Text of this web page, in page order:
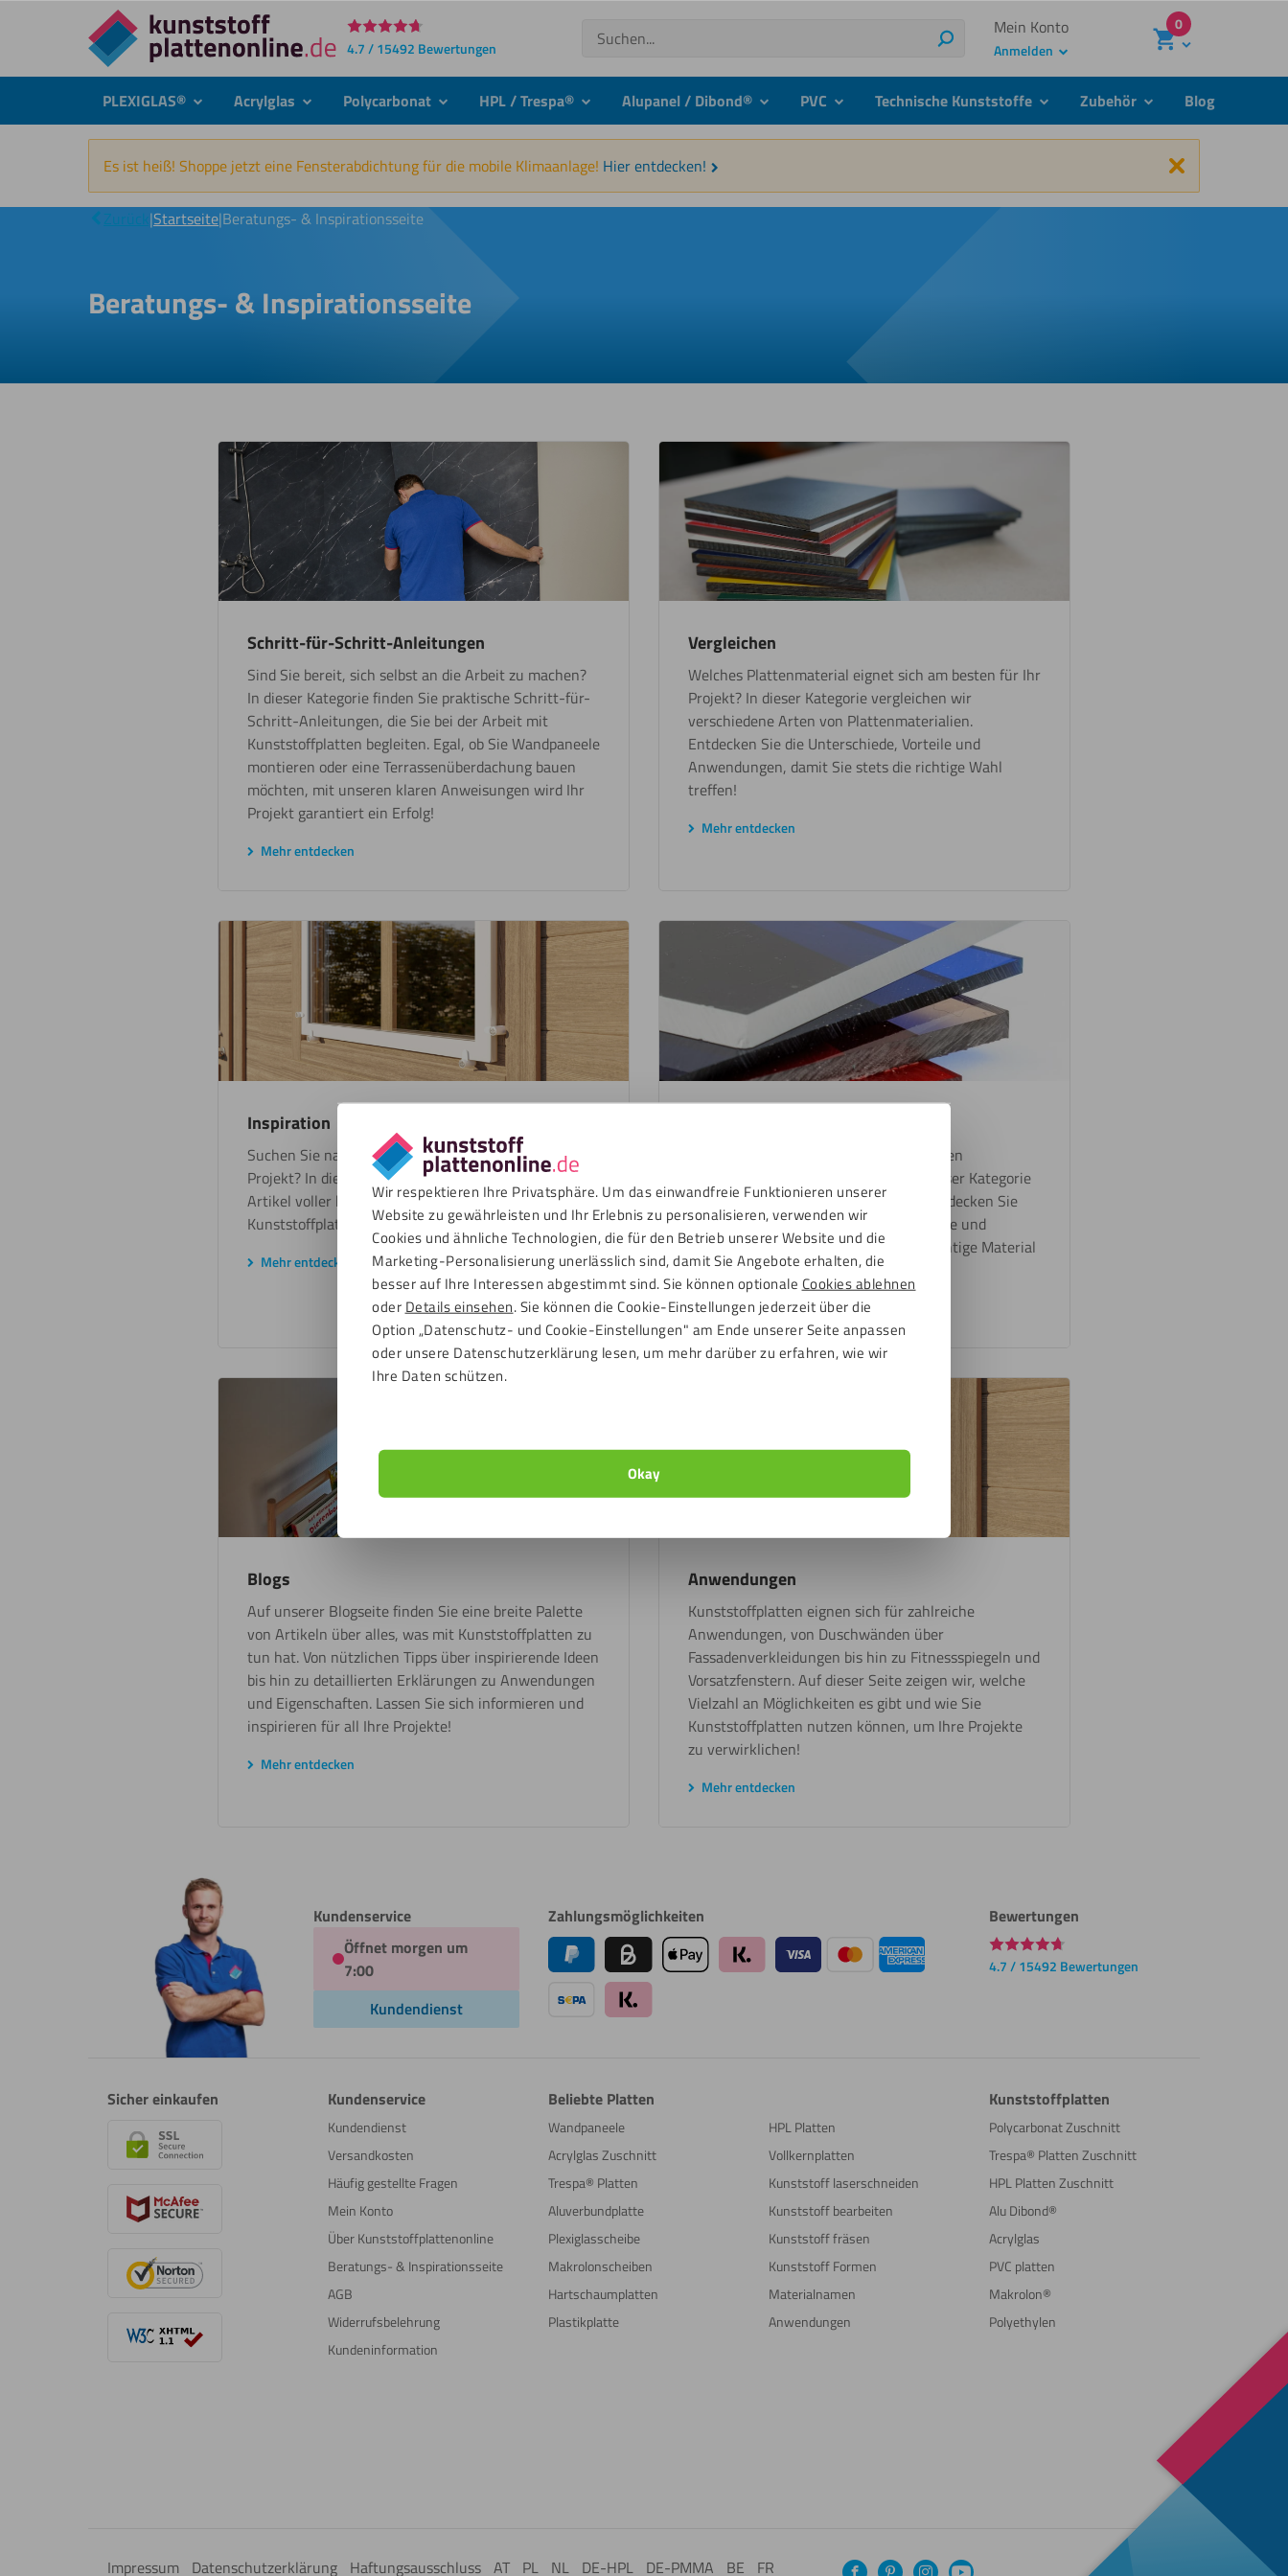
Wir respektieren Ihre Privatsphäre. Um das einwandfreie Funktionieren unserer
Website zu gewährleisten und Ihr Erlebnis zu personalisieren, verwenden wir
Cookies und ähnliche Technologien, die für den Betrieb unserer Website und die
Marketing-Personalisierung unerlässlich sind, damit Sie Angebote erhalten, die
besser auf Ihre Interessen abgestimmt sind. Sie können optionale Cookies ablehnen
oder Details einsehen. Sie können die Cookie-Einstellungen jederzeit über die
Option „Datenschutz- und Cookie-Einstellungen" am Ende unserer Seite anpassen
oder unsere Datenschutzerklärung lesen, um mehr darüber zu erfahren, wie wir
Ihre Daten schützen.
Okay
Direkt
zum
4.7 / 15492 Bewertungen
Suchen
Suchen
Mein Konto
Anmelden
0
PLEXIGLAS® submenuAcrylglas submenuPolycarbonat submenuHPL / Trespa® submenuAlupanel / Dibond® submenuPVC submenuTechnische Kunststoffe submenuZubehör submenuBlog
Es ist heiß! Shoppe jetzt eine Fensterabdichtung für die mobile Klimaanlage! Hier entdecken! Schließen
Zurück|Startseite|Beratungs- & Inspirationsseite
Beratungs- & Inspirationsseite
Schritt-für-Schritt-Anleitungen
Sind Sie bereit, sich selbst an die Arbeit zu machen?
In dieser Kategorie finden Sie praktische Schritt-für-
Schritt-Anleitungen, die Sie bei der Arbeit mit
Kunststoffplatten begleiten. Egal, ob Sie Wandpaneele
montieren oder eine Terrassenüberdachung bauen
möchten, mit unseren klaren Anweisungen wird Ihr
Projekt garantiert ein Erfolg!
Mehr entdecken
Vergleichen
Welches Plattenmaterial eignet sich am besten für Ihr
Projekt? In dieser Kategorie vergleichen wir
verschiedene Arten von Plattenmaterialien.
Entdecken Sie die Unterschiede, Vorteile und
Anwendungen, damit Sie stets die richtige Wahl
treffen!
Mehr entdecken
Inspiration
Suchen Sie nach einzigartigen Ideen für Ihr nächstes
Projekt? In dieser Kategorie finden Sie inspirierende
Artikel voller kreativer Anwendungen von
Kunststoffplatten.
Mehr entdecken
Sie sind interessiert an den Eigenschaften
verschiedener Kunststoffplatten? In dieser Kategorie
vertiefen wir uns in die Materialien. Entdecken Sie
ihre einzigartigen Eigenschaften, Vorteile und
Anwendungen, damit Sie immer das richtige Material
für Ihr Projekt auswählen!
Mehr entdecken
Blogs
Auf unserer Blogseite finden Sie eine breite Palette
von Artikeln über alles, was mit Kunststoffplatten zu
tun hat. Von nützlichen Tipps über inspirierende Ideen
bis hin zu detaillierten Erklärungen zu Anwendungen
und Eigenschaften. Lassen Sie sich informieren und
inspirieren für all Ihre Projekte!
Mehr entdecken
Anwendungen
Kunststoffplatten eignen sich für zahlreiche
Anwendungen, von Duschwänden über
Fassadenverkleidungen bis hin zu Fitnessspiegeln und
Vorsatzfenstern. Auf dieser Seite zeigen wir, welche
Vielzahl an Möglichkeiten es gibt und wie Sie
Kunststoffplatten nutzen können, um Ihre Projekte
zu verwirklichen!
Mehr entdecken
Kundenservice
Öffnet morgen um
7:00
Kundendienst
Zahlungsmöglichkeiten Bewertungen
4.7 / 15492 Bewertungen
Sicher einkaufen Kundenservice
Kundendienst
Versandkosten
Häufig gestellte Fragen
Mein Konto
Über Kunststoffplattenonline
Beratungs- & Inspirationsseite
AGB
Widerrufsbelehrung
Kundeninformation
Beliebte Platten
Wandpaneele
Acrylglas Zuschnitt
Trespa® Platten
Aluverbundplatte
Plexiglasscheibe
Makrolonscheiben
Hartschaumplatten
Plastikplatte
HPL Platten
Vollkernplatten
Kunststoff laserschneiden
Kunststoff bearbeiten
Kunststoff fräsen
Kunststoff Formen
Materialnamen
Anwendungen
Kunststoffplatten
Polycarbonat Zuschnitt
Trespa® Platten Zuschnitt
HPL Platten Zuschnitt
Alu Dibond®
Acrylglas
PVC platten
Makrolon®
Polyethylen
Impressum Datenschutzerklärung Haftungsausschluss AT PL NL DE-HPL DE-PMMA BE FR